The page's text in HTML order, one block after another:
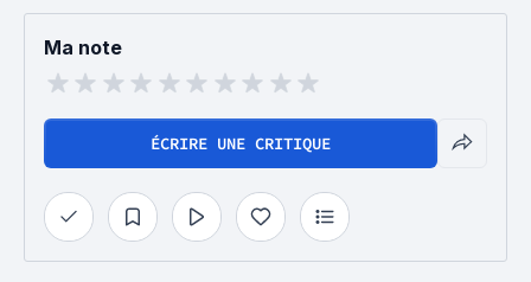
Ma note
ÉCRIRE UNE CRITIQUE